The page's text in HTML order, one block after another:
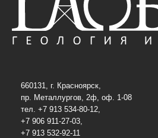
660131, г. Красноярск,
пр. Металлургов, 2ф, оф. 1-08
тел. +7 913 534-80-12,
+7 906 911-27-03,
+7 913 532-92-11